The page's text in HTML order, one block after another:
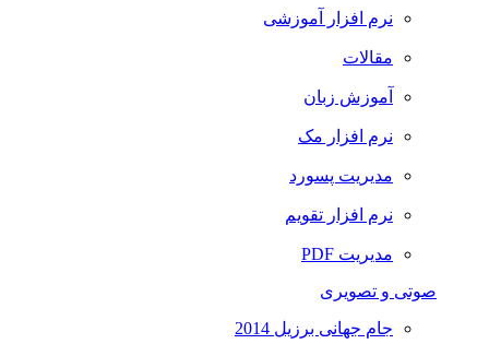
نرم افزار آموزشی
مقالات
آموزش زبان
نرم افزار مک
مدیریت پسورد
نرم افزار تقویم
مدیریت PDF
صوتی و تصویری
جام جهانی برزیل 2014